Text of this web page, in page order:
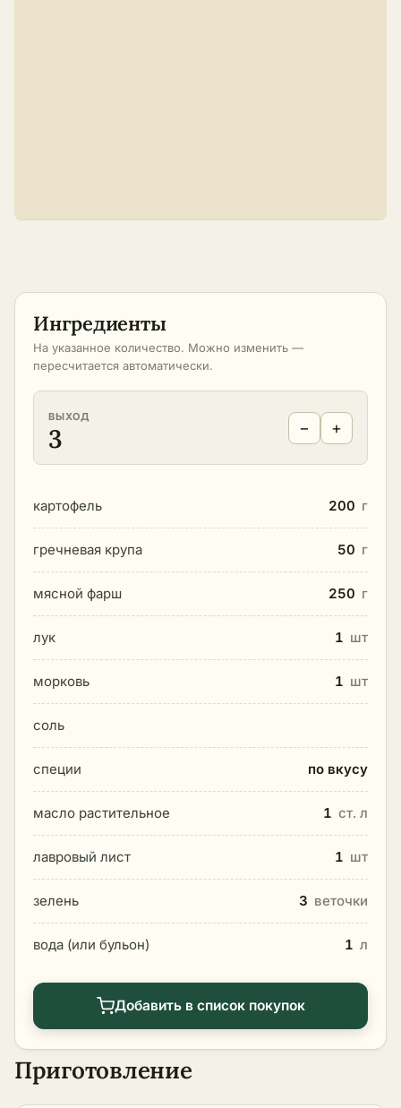
Ингредиенты
На указанное количество. Можно изменить —
пересчитается автоматически.
ВЫХОД
3 − +
картофель 200 г
гречневая крупа 50 г
мясной фарш 250 г
лук 1 шт
морковь 1 шт
соль
специи по вкусу
масло растительное 1 ст. л
лавровый лист 1 шт
зелень 3 веточки
вода (или бульон) 1 л
Добавить в список покупок
Приготовление